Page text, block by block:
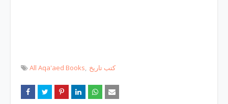
All Aqa'aed Books کتب تاریخ